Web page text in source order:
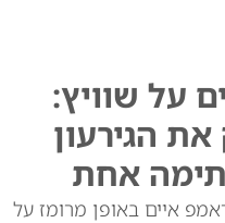
על שוויץ:
הגירעון
אחת
איים באופן מרומז על